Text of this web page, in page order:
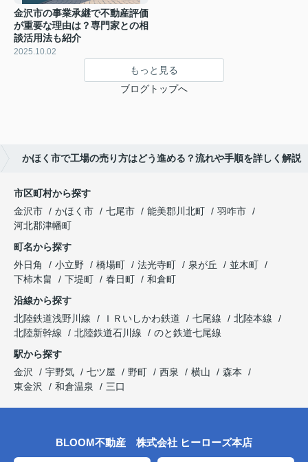
金沢市の事業承継で不動産評価
が重要な理由は？専門家との相
談活用法も紹介
2025.10.02
もっと見る
ブログトップへ
かほく市で工場の売り方はどう進める？流れや手順を詳しく解説
市区町村から探す
金沢市
かほく市 七尾市 能美郡川北町
羽咋市
河北郡津幡町
町名から探す
外日角
小立野 橋場町 法光寺町 泉が丘
並木町
下柿木畠
下堤町 春日町
和倉町
沿線から探す
北陸鉄道浅野川線
ＩＲいしかわ鉄道 七尾線
北陸本線
北陸新幹線
北陸鉄道石川線
のと鉄道七尾線
駅から探す
金沢
宇野気 七ツ屋 野町 西泉 横山
森本
東金沢
和倉温泉 三口
BLOOM不動産 株式会社 ヒーローズ本店